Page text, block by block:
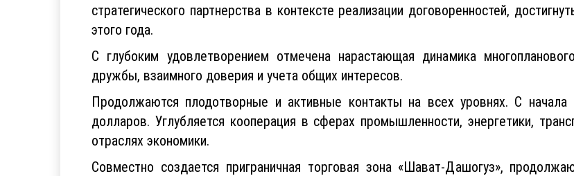
стратегического партнерства в контексте реализации договоренностей,
этого года.
С глубоким удовлетворением отмечена нарастающая динамика
дружбы, взаимного доверия и учета общих интересов.
Продолжаются плодотворные и активные контакты на всех уровнях. С
долларов. Углубляется кооперация в сферах промышленности, энергетики,
отраслях экономики.
Совместно создается приграничная торговая зона «Шават-Дашогуз»,